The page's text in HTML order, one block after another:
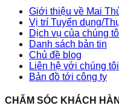
Giới thiệu về Mai
Vị trí Tuyển dụng/
Dịch vụ của chúng
Danh sách bản tin
Chủ đề blog
Liên hệ với chúng tôi
Bản đồ tới công ty
CHĂM SÓC KHÁCH